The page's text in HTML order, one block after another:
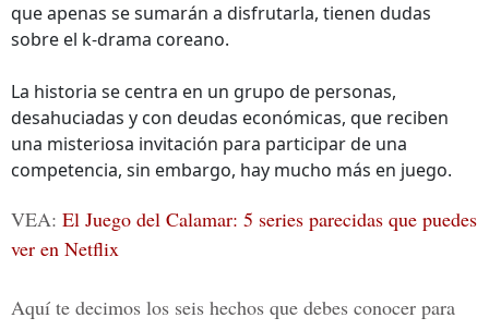
que apenas se sumarán a disfrutarla, tienen dudas
sobre el k-drama coreano.
La historia se centra en un grupo de personas,
desahuciadas y con deudas económicas, que reciben
una misteriosa invitación para participar de una
competencia, sin embargo, hay mucho más en juego.
VEA: El Juego del Calamar: 5 series parecidas que puedes
ver en Netflix
Aquí te decimos los seis hechos que debes conocer para